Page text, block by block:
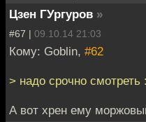
Цзен ГУргуров »
#67 | 09.10.14 21:03
Кому: Goblin, #62
> надо срочно смотреть
А вот хрен ему